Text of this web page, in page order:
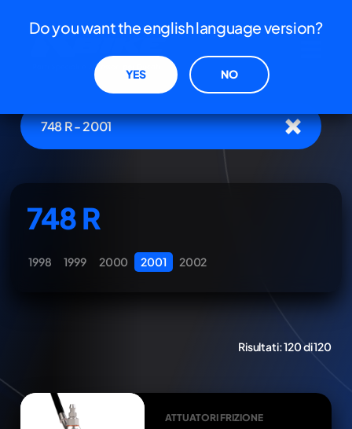
748 R - 2001
748 R
1998 1999 2000 2001 2002
Risultati:120 di 120
ATTUATORI FRIZIONE
Do you want the english language version?
YES NO